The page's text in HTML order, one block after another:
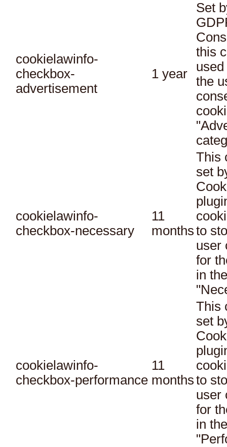
cookielawinfo-
checkbox-
advertisement
1 year
Set
this
the
cookielawinfo-
checkbox-necessary
11
months
This
set
to
user
for
in
cookielawinfo-
checkbox-performance
11
months
This
set
to
user
for
in